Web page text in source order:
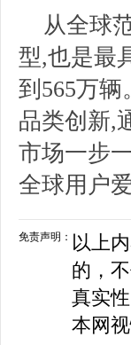
从全球
型,也是最
到565万
品类创新,
市场一步
全球用户
免责声明： 以上
的，
真实
本网